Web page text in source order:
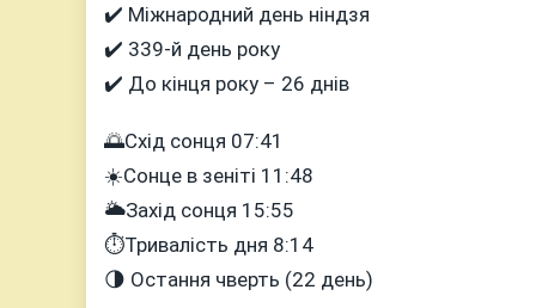
✔️ Міжнародний день ніндзя
✔️ 339-й день року
✔️ До кінця року – 26 днів
🌅Схід сонця 07:41
☀️Сонце в зеніті 11:48
🌥Захід сонця 15:55
⏱Тривалість дня 8:14
🌗 Остання чверть (22 день)